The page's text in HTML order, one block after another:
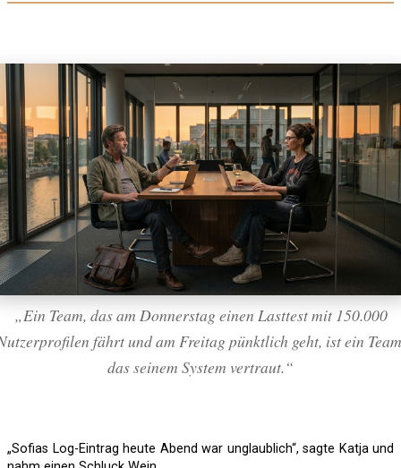
„Ein Team, das am Donnerstag einen Lasttest mit 150.000
fährt und am Freitag pünktlich geht, ist ein
das seinem System vertraut.“
„Sofias Log-Eintrag heute Abend war unglaublich“, sagte Katja und